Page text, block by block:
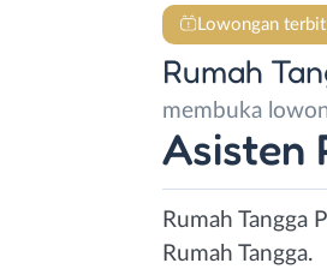
Lowongan
Rumah
membuka
Asisten
Rumah Tangga
Rumah Tangga.